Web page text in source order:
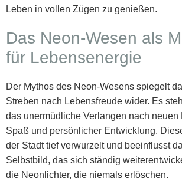
Leben in vollen Zügen zu genießen.
Das Neon-Wesen als
für Lebensenergie
Der Mythos des Neon-Wesens spiegelt
Streben nach Lebensfreude wider. Es
das unermüdliche Verlangen nach neuen
Spaß und persönlicher Entwicklung.
der Stadt tief verwurzelt und beeinflusst
Selbstbild, das sich ständig
die Neonlichter, die niemals erlöschen.